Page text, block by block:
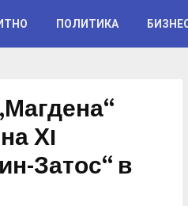
ПОЛИТИКА
ХI
Затос“ в